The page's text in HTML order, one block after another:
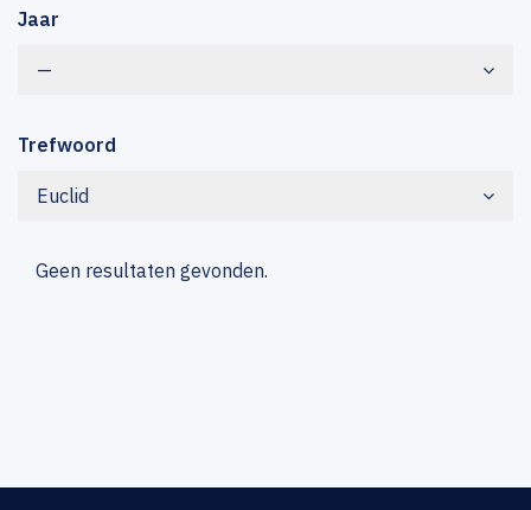
Jaar
—
Trefwoord
Euclid
Geen resultaten gevonden.